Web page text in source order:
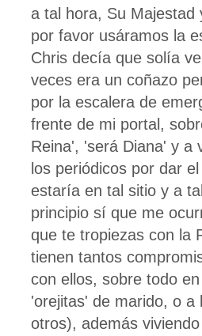
a tal hora, Su Majestad
por favor usáramos la
Chris decía que solía
veces era un coñazo
por la escalera de
frente de mi portal,
Reina', 'será Diana' y a
los periódicos por dar
estaría en tal sitio y a
principio sí que me
que te tropiezas con la
tienen tantos
con ellos, sobre todo
'orejitas' de marido, o a
otros), además